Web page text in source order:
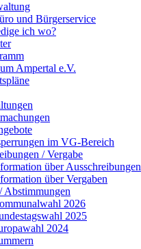
und Bürgerservice
ich wo?
Ampertal e.V.
im VG-Bereich
/ Vergabe
über Ausschreibungen
über Vergaben
Abstimmungen
2026
2025
2024